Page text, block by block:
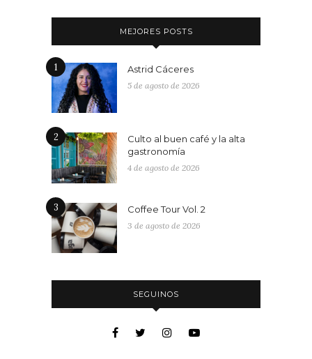
MEJORES POSTS
1 Astrid Cáceres
5 de agosto de 2026
2
Culto al buen café y la alta
gastronomía
4 de agosto de 2026
3 Coffee Tour Vol. 2
3 de agosto de 2026
SEGUINOS